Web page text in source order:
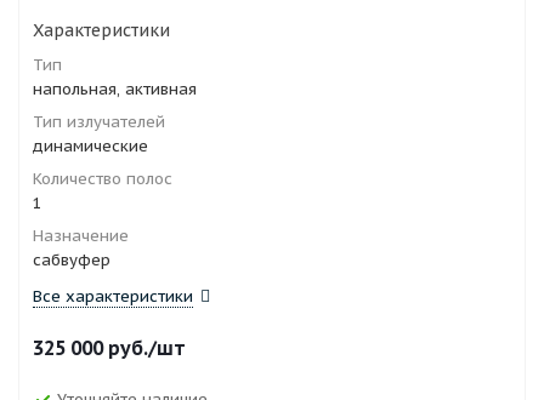
Характеристики
Тип
напольная, активная
Тип излучателей
динамические
Количество полос
1
Назначение
сабвуфер
Все характеристики
325 000руб./шт